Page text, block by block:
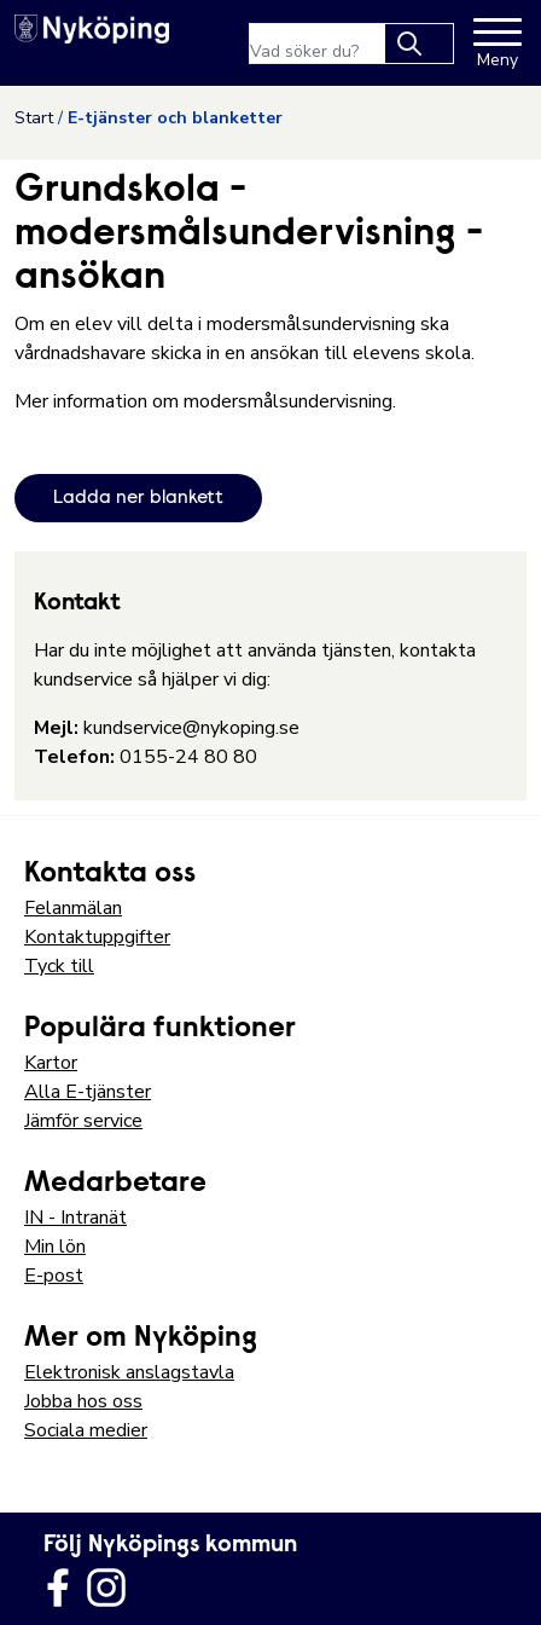
Hoppa till innehåll
Nyköpings kommuns
results.
Meny
Start E-tjänster och blanketter
Grundskola -
modersmålsundervisning -
ansökan
Om en elev vill delta i modersmålsundervisning ska
vårdnadshavare skicka in en ansökan till elevens skola.
Mer information om modersmålsundervisning.
Ladda ner blankett
Kontakt
Har du inte möjlighet att använda tjänsten, kontakta
kundservice så hjälper vi dig:
Mejl: kundservice@nykoping.se
Telefon: 0155-24 80 80
Kontakta oss
Felanmälan
Kontaktuppgifter
Tyck till
Populära funktioner
Kartor
Alla E-tjänster
Jämför service
Medarbetare
IN - Intranät
Min lön
E-post
Mer om Nyköping
Elektronisk anslagstavla
Jobba hos oss
Sociala medier
Följ Nyköpings kommun